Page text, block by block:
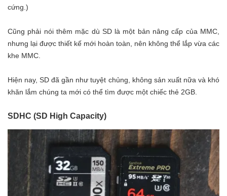
cứng.)
Cũng phải nói thêm mặc dù SD là một bản nâng cấp của MMC,
nhưng lại được thiết kế mới hoàn toàn, nên không thể lắp vừa các
khe MMC.
Hiện nay, SD đã gần như tuyệt chủng, không sản xuất nữa và khó
khăn lắm chúng ta mới có thể tìm được một chiếc thẻ 2GB.
SDHC (SD High Capacity)